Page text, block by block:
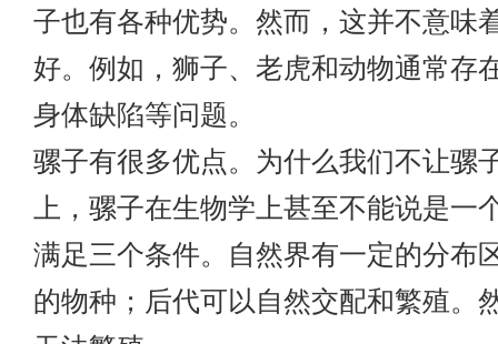
子也有各种优势。然而，这并不意味
好。例如，狮子、老虎和动物通常存
身体缺陷等问题。
骡子有很多优点。为什么我们不让骡
上，骡子在生物学上甚至不能说是一
满足三个条件。自然界有一定的分布
的物种；后代可以自然交配和繁殖。